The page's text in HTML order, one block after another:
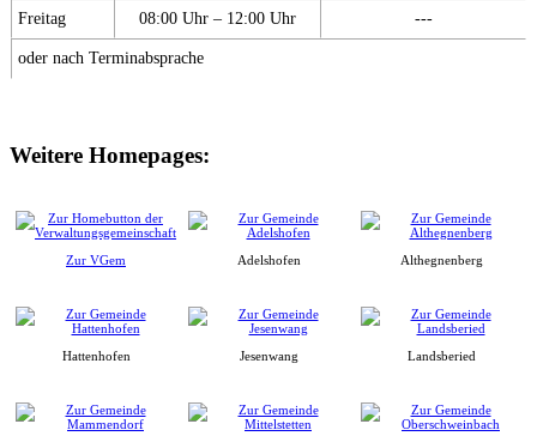
Freitag 08:00 Uhr – 12:00 Uhr ---
oder nach Terminabsprache
Weitere Homepages:
Zur VGem Adelshofen Althegnenberg
Hattenhofen Jesenwang Landsberied